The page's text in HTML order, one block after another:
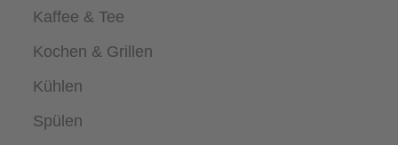
Kaffee & Tee
Kochen & Grillen
Kühlen
Spülen